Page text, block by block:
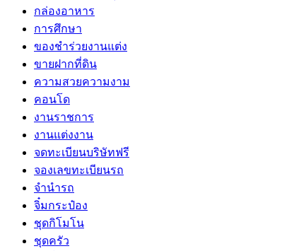
กล่องอาหาร
การศึกษา
ของชำร่วยงานแต่ง
ขายฝากที่ดิน
ความสวยความงาม
คอนโด
งานราชการ
งานแต่งงาน
จดทะเบียนบริษัทฟรี
จองเลขทะเบียนรถ
จำนำรถ
จิ๋มกระป๋อง
ชุดกิโมโน
ชุดครัว